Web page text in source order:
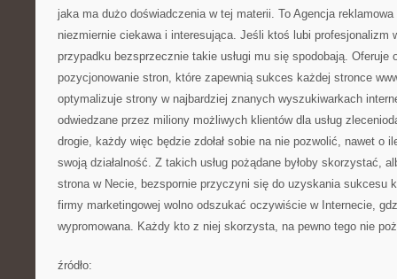
jaka ma dużo doświadczenia w tej materii. To Agencja
niezmiernie ciekawa i interesująca. Jeśli ktoś lubi profesjonalizm
przypadku bezsprzecznie takie usługi mu się spodobają. Oferuje
pozycjonowanie stron, które zapewnią sukces każdej stronce
optymalizuje strony w najbardziej znanych wyszukiwarkach
odwiedzane przez miliony możliwych klientów dla usług
drogie, każdy więc będzie zdołał sobie na nie pozwolić, nawet o
swoją działalność. Z takich usług pożądane byłoby skorzystać,
strona w Necie, bezspornie przyczyni się do uzyskania sukcesu
firmy marketingowej wolno odszukać oczywiście w Internecie,
wypromowana. Każdy kto z niej skorzysta, na pewno tego nie
źródło: